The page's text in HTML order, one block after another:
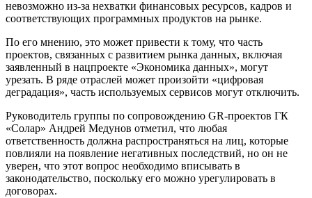
невозможно из-за нехватки финансовых ресурсов, кадров и
соответствующих программных продуктов на рынке.
По его мнению, это может привести к тому, что часть
проектов, связанных с развитием рынка данных, включая
заявленный в нацпроекте «Экономика данных», могут
урезать. В ряде отраслей может произойти «цифровая
деградация», часть используемых сервисов могут отключить.
Руководитель группы по сопровождению GR-проектов ГК
«Солар» Андрей Медунов отметил, что любая
ответственность должна распространяться на лиц, которые
повлияли на появление негативных последствий, но он не
уверен, что этот вопрос необходимо вписывать в
законодательство, поскольку его можно урегулировать в
договорах.